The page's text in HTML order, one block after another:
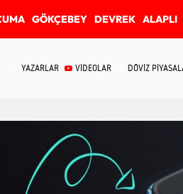
GÖKÇEBEY DEVREK ALAPLI
YAZARLAR VİDEOLAR DÖVİZ